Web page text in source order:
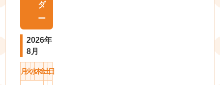
ダ
ー
2026年
8月
月火水木金土日